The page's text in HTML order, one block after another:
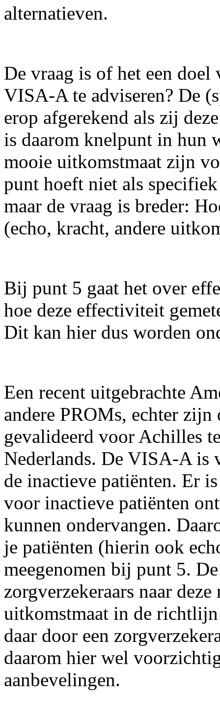
alternatieven.
De vraag is of het een
VISA-A te adviseren? De
erop afgerekend als zij
is daarom knelpunt in hun
mooie uitkomstmaat zijn
punt hoeft niet als
maar de vraag is breder:
(echo, kracht, andere
Bij punt 5 gaat het over
hoe deze effectiviteit
Dit kan hier dus worden
Een recent uitgebrachte
andere PROMs, echter
gevalideerd voor Achilles
Nederlands. De VISA-A is
de inactieve patiënten. Er
voor inactieve patiënten
kunnen ondervangen.
je patiënten (hierin ook
meegenomen bij punt 5.
zorgverzekeraars naar
uitkomstmaat in de
daar door een
daarom hier wel
aanbevelingen.